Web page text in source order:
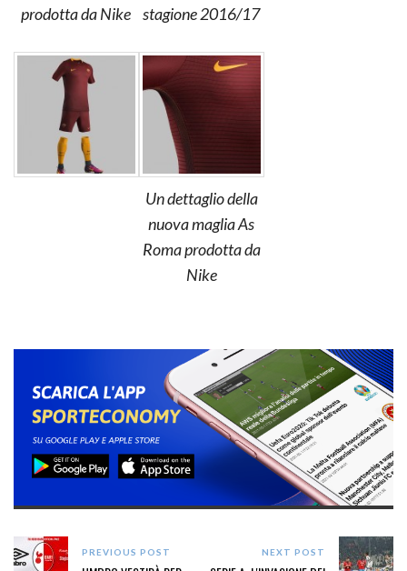
prodotta da Nike
stagione 2016/17
Un dettaglio della
nuova maglia As
Roma prodotta da
Nike
PREVIOUS POST NEXT POST